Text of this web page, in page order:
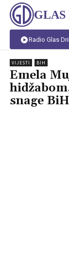
GLAS
Radio Glas
VIJESTI BIH
Emela
snage BiH